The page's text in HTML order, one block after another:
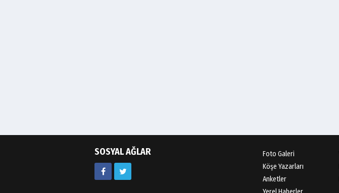
SOSYAL AĞLAR Foto Galeri
Köşe Yazarları
Anketler